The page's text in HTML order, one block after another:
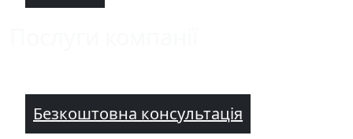
Безкоштовна консультація